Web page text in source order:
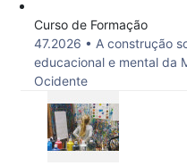
Curso de Formação
47.2026 • A construção
educacional e mental da
Ocidente